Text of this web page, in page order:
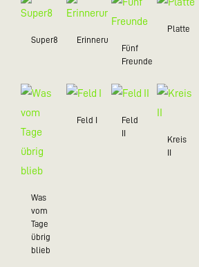
Super8
Erinnerungsstücke
Fünf
Freunde
Platte
Was
vom
Tage
übrig
blieb
Feld I
Feld
Kreis